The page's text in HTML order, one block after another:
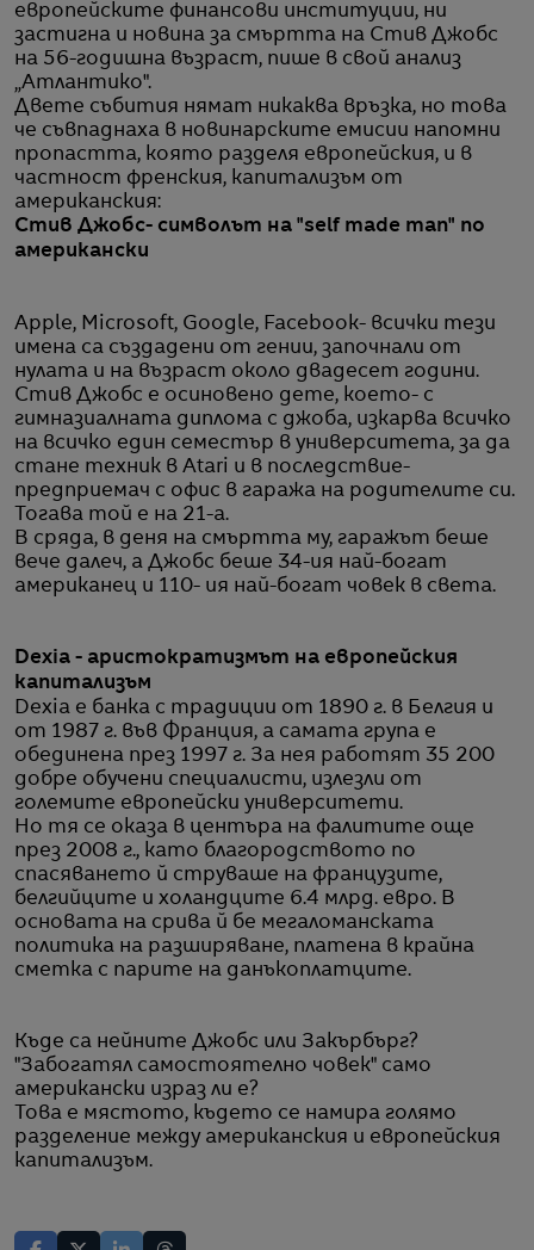
европейските финансови институции, ни
застигна и новина за смъртта на Стив Джобс
на 56-годишна възраст, пише в свой анализ
„Атлантико".
Двете събития нямат никаква връзка, но това
че съвпаднаха в новинарските емисии напомни
пропастта, която разделя европейския, и в
частност френския, капитализъм от
американския:
Стив Джобс- символът на "self made man" по
американски
Apple, Microsoft, Google, Facebook- всички тези
имена са създадени от гении, започнали от
нулата и на възраст около двадесет години.
Стив Джобс е осиновено дете, което- с
гимназиалната диплома с джоба, изкарва всичко
на всичко един семестър в университета, за да
стане техник в Atari и в последствие-
предприемач с офис в гаража на родителите си.
Тогава той е на 21-а.
В сряда, в деня на смъртта му, гаражът беше
вече далеч, а Джобс беше 34-ия най-богат
американец и 110- ия най-богат човек в света.
Dexia - аристократизмът на европейския
капитализъм
Dexia е банка с традиции от 1890 г. в Белгия и
от 1987 г. във Франция, а самата група е
обединена през 1997 г. За нея работят 35 200
добре обучени специалисти, излезли от
големите европейски университети.
Но тя се оказа в центъра на фалитите още
през 2008 г., като благородството по
спасяването й струваше на французите,
белгийците и холандците 6.4 млрд. евро. В
основата на срива й бе мегаломанската
политика на разширяване, платена в крайна
сметка с парите на данъкоплатците.
Къде са нейните Джобс или Закърбърг?
"Забогатял самостоятелно човек" само
американски израз ли е?
Това е мястото, където се намира голямо
разделение между американския и европейския
капитализъм.